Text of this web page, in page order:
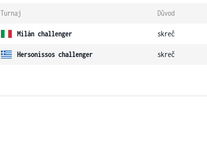
Turnaj Důvod
Milán challenger skreč
Hersonissos challenger skreč